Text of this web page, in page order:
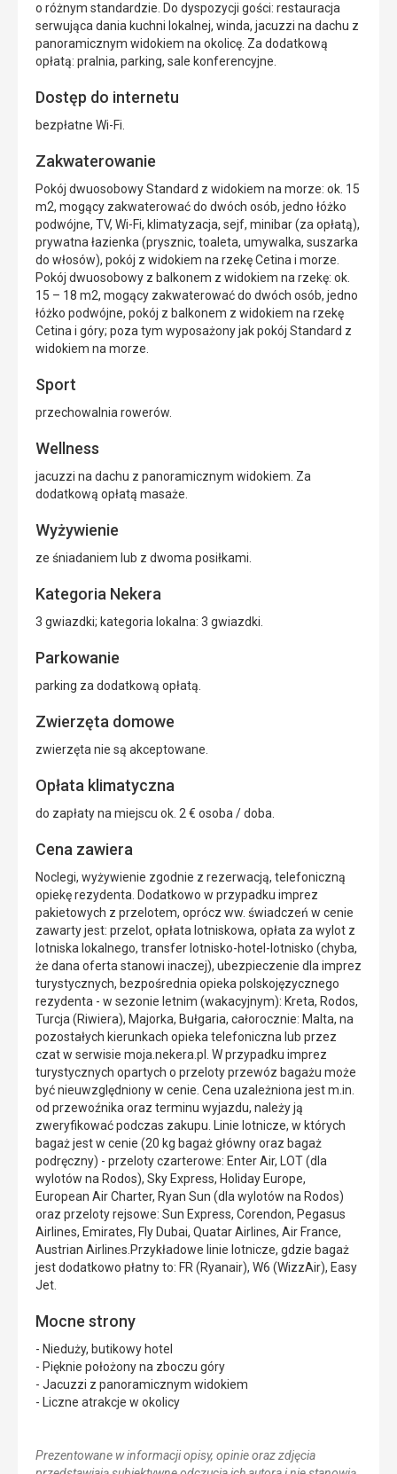
o różnym standardzie. Do dyspozycji gości: restauracja
serwująca dania kuchni lokalnej, winda, jacuzzi na dachu z
panoramicznym widokiem na okolicę. Za dodatkową
opłatą: pralnia, parking, sale konferencyjne.
Dostęp do internetu
bezpłatne Wi-Fi.
Zakwaterowanie
Pokój dwuosobowy Standard z widokiem na morze: ok. 15
m2, mogący zakwaterować do dwóch osób, jedno łóżko
podwójne, TV, Wi-Fi, klimatyzacja, sejf, minibar (za opłatą),
prywatna łazienka (prysznic, toaleta, umywalka, suszarka
do włosów), pokój z widokiem na rzekę Cetina i morze.
Pokój dwuosobowy z balkonem z widokiem na rzekę: ok.
15 – 18 m2, mogący zakwaterować do dwóch osób, jedno
łóżko podwójne, pokój z balkonem z widokiem na rzekę
Cetina i góry; poza tym wyposażony jak pokój Standard z
widokiem na morze.
Sport
przechowalnia rowerów.
Wellness
jacuzzi na dachu z panoramicznym widokiem. Za
dodatkową opłatą masaże.
Wyżywienie
ze śniadaniem lub z dwoma posiłkami.
Kategoria Nekera
3 gwiazdki; kategoria lokalna: 3 gwiazdki.
Parkowanie
parking za dodatkową opłatą.
Zwierzęta domowe
zwierzęta nie są akceptowane.
Opłata klimatyczna
do zapłaty na miejscu ok. 2 € osoba / doba.
Cena zawiera
Noclegi, wyżywienie zgodnie z rezerwacją, telefoniczną
opiekę rezydenta. Dodatkowo w przypadku imprez
pakietowych z przelotem, oprócz ww. świadczeń w cenie
zawarty jest: przelot, opłata lotniskowa, opłata za wylot z
lotniska lokalnego, transfer lotnisko-hotel-lotnisko (chyba,
że dana oferta stanowi inaczej), ubezpieczenie dla imprez
turystycznych, bezpośrednia opieka polskojęzycznego
rezydenta - w sezonie letnim (wakacyjnym): Kreta, Rodos,
Turcja (Riwiera), Majorka, Bułgaria, całorocznie: Malta, na
pozostałych kierunkach opieka telefoniczna lub przez
czat w serwisie moja.nekera.pl. W przypadku imprez
turystycznych opartych o przeloty przewóz bagażu może
być nieuwzględniony w cenie. Cena uzależniona jest m.in.
od przewoźnika oraz terminu wyjazdu, należy ją
zweryfikować podczas zakupu. Linie lotnicze, w których
bagaż jest w cenie (20 kg bagaż główny oraz bagaż
podręczny) - przeloty czarterowe: Enter Air, LOT (dla
wylotów na Rodos), Sky Express, Holiday Europe,
European Air Charter, Ryan Sun (dla wylotów na Rodos)
oraz przeloty rejsowe: Sun Express, Corendon, Pegasus
Airlines, Emirates, Fly Dubai, Quatar Airlines, Air France,
Austrian Airlines.Przykładowe linie lotnicze, gdzie bagaż
jest dodatkowo płatny to: FR (Ryanair), W6 (WizzAir), Easy
Jet.
Mocne strony
- Nieduży, butikowy hotel
- Pięknie położony na zboczu góry
- Jacuzzi z panoramicznym widokiem
- Liczne atrakcje w okolicy
Prezentowane w informacji opisy, opinie oraz zdjęcia